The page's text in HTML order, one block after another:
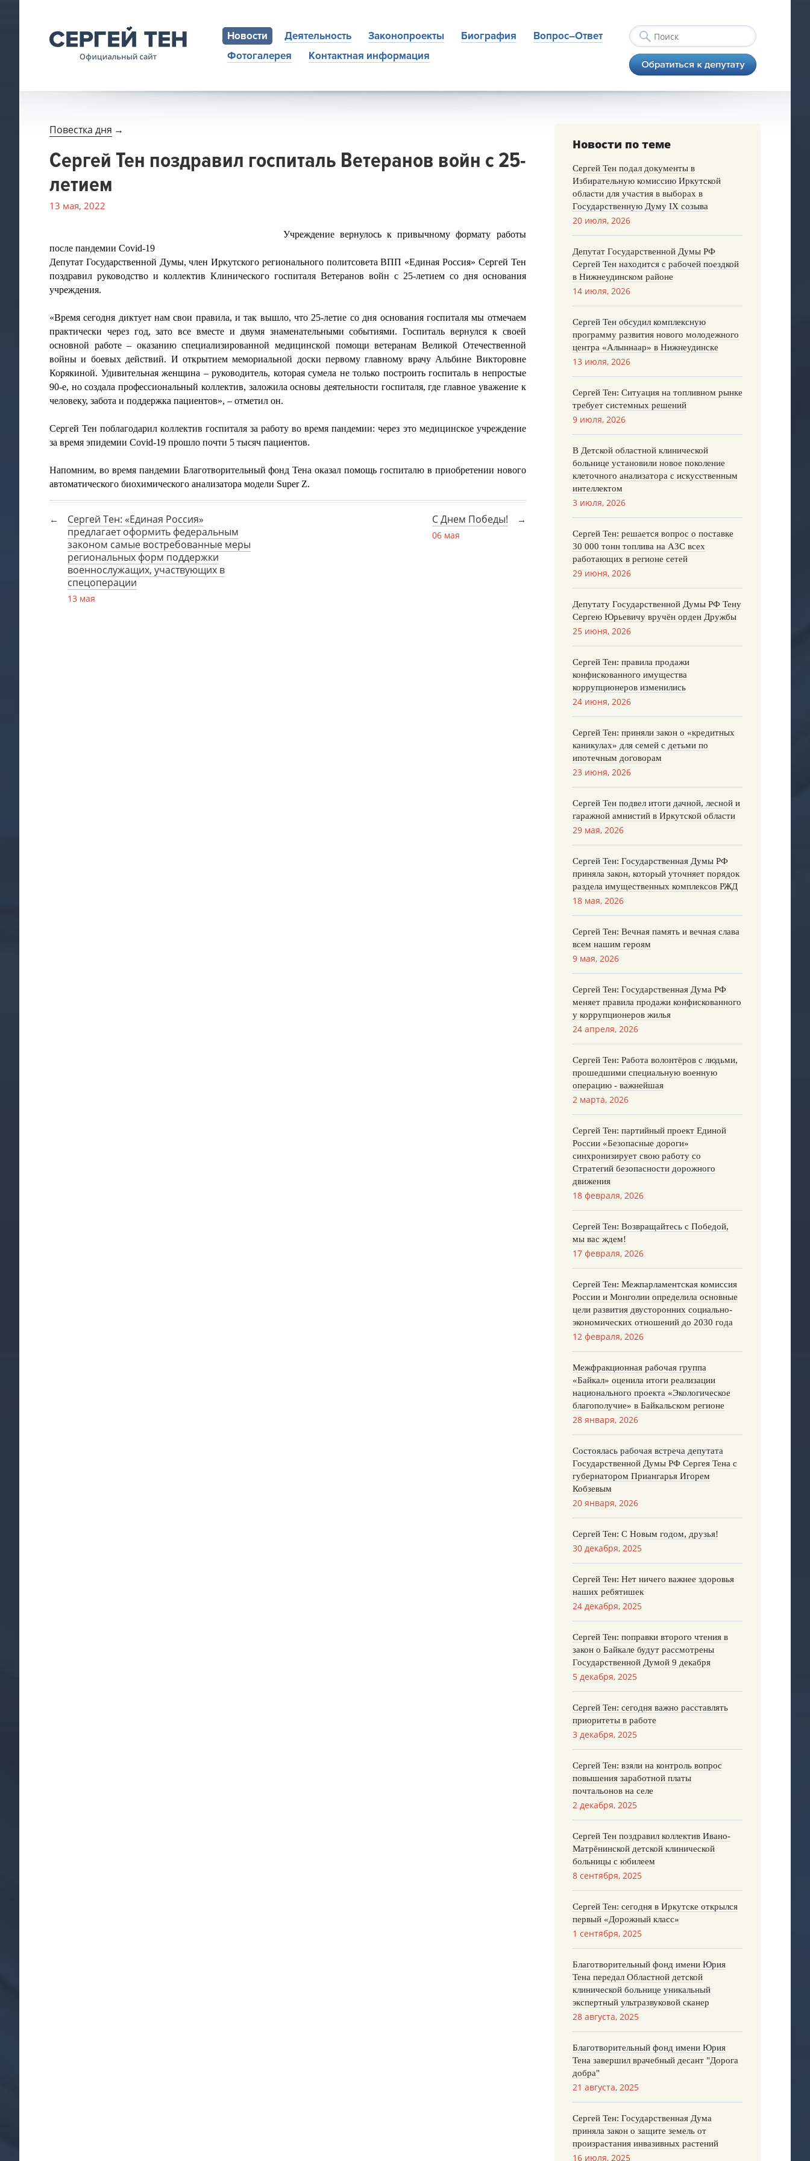
Новости Деятельность Законопроекты Биография
Вопрос–Ответ
Фотогалерея
Контактная информация
Повестка дня →
Сергей Тен поздравил госпиталь Ветеранов войн с 25-
летием
13 мая, 2022
Учреждение вернулось к привычному формату работы
после пандемии Covid-19
Депутат Государственной Думы, член Иркутского регионального политсовета ВПП «Единая Россия» Сергей Тен
поздравил руководство и коллектив Клинического госпиталя Ветеранов войн с 25-летием со дня основания
учреждения.
«Время сегодня диктует нам свои правила, и так вышло, что 25-летие со дня основания госпиталя мы отмечаем
практически через год, зато все вместе и двумя знаменательными событиями. Госпиталь вернулся к своей
основной работе – оказанию специализированной медицинской помощи ветеранам Великой Отечественной
войны и боевых действий. И открытием мемориальной доски первому главному врачу Альбине Викторовне
Корякиной. Удивительная женщина – руководитель, которая сумела не только построить госпиталь в непростые
90-е, но создала профессиональный коллектив, заложила основы деятельности госпиталя, где главное уважение к
человеку, забота и поддержка пациентов», – отметил он.
Сергей Тен поблагодарил коллектив госпиталя за работу во время пандемии: через это медицинское учреждение
за время эпидемии Covid-19 прошло почти 5 тысяч пациентов.
Напомним, во время пандемии Благотворительный фонд Тена оказал помощь госпиталю в приобретении нового
автоматического биохимического анализатора модели Super Z.
Сергей Тен: «Единая Россия»
предлагает оформить федеральным
законом самые востребованные меры
региональных форм поддержки
военнослужащих, участвующих в
спецоперации
13 мая
С Днем Победы!
06 мая
Новости по теме
Сергей Тен подал документы в
Избирательную комиссию Иркутской
области для участия в выборах в
Государственную Думу IX созыва
20 июля, 2026
Депутат Государственной Думы РФ
Сергей Тен находится с рабочей поездкой
в Нижнеудинском районе
14 июля, 2026
Сергей Тен обсудил комплексную
программу развития нового молодежного
центра «Алыннаар» в Нижнеудинске
13 июля, 2026
Сергей Тен: Ситуация на топливном рынке
требует системных решений
9 июля, 2026
В Детской областной клинической
больнице установили новое поколение
клеточного анализатора с искусственным
интеллектом
3 июля, 2026
Сергей Тен: решается вопрос о поставке
30 000 тонн топлива на АЗС всех
работающих в регионе сетей
29 июня, 2026
Депутату Государственной Думы РФ Тену
Сергею Юрьевичу вручён орден Дружбы
25 июня, 2026
Сергей Тен: правила продажи
конфискованного имущества
коррупционеров изменились
24 июня, 2026
Сергей Тен: приняли закон о «кредитных
каникулах» для семей с детьми по
ипотечным договорам
23 июня, 2026
Сергей Тен подвел итоги дачной, лесной и
гаражной амнистий в Иркутской области
29 мая, 2026
Сергей Тен: Государственная Думы РФ
приняла закон, который уточняет порядок
раздела имущественных комплексов РЖД
18 мая, 2026
Сергей Тен: Вечная память и вечная слава
всем нашим героям
9 мая, 2026
Сергей Тен: Государственная Дума РФ
меняет правила продажи конфискованного
у коррупционеров жилья
24 апреля, 2026
Сергей Тен: Работа волонтёров с людьми,
прошедшими специальную военную
операцию - важнейшая
2 марта, 2026
Сергей Тен: партийный проект Единой
России «Безопасные дороги»
синхронизирует свою работу со
Стратегий безопасности дорожного
движения
18 февраля, 2026
Сергей Тен: Возвращайтесь с Победой,
мы вас ждем!
17 февраля, 2026
Сергей Тен: Межпарламентская комиссия
России и Монголии определила основные
цели развития двусторонних социально-
экономических отношений до 2030 года
12 февраля, 2026
Межфракционная рабочая группа
«Байкал» оценила итоги реализации
национального проекта «Экологическое
благополучие» в Байкальском регионе
28 января, 2026
Состоялась рабочая встреча депутата
Государственной Думы РФ Сергея Тена с
губернатором Приангарья Игорем
Кобзевым
20 января, 2026
Сергей Тен: С Новым годом, друзья!
30 декабря, 2025
Сергей Тен: Нет ничего важнее здоровья
наших ребятишек
24 декабря, 2025
Сергей Тен: поправки второго чтения в
закон о Байкале будут рассмотрены
Государственной Думой 9 декабря
5 декабря, 2025
Сергей Тен: сегодня важно расставлять
приоритеты в работе
3 декабря, 2025
Сергей Тен: взяли на контроль вопрос
повышения заработной платы
почтальонов на селе
2 декабря, 2025
Сергей Тен поздравил коллектив Ивано-
Матрёнинской детской клинической
больницы с юбилеем
8 сентября, 2025
Сергей Тен: сегодня в Иркутске открылся
первый «Дорожный класс»
1 сентября, 2025
Благотворительный фонд имени Юрия
Тена передал Областной детской
клинической больнице уникальный
экспертный ультразвуковой сканер
28 августа, 2025
Благотворительный фонд имени Юрия
Тена завершил врачебный десант "Дорога
добра"
21 августа, 2025
Сергей Тен: Государственная Дума
приняла закон о защите земель от
произрастания инвазивных растений
16 июля, 2025